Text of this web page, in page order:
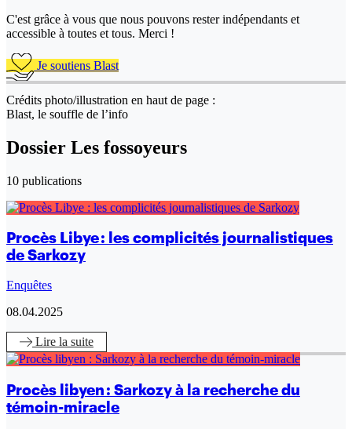
C'est grâce à vous que nous pouvons rester indépendants et
accessible à toutes et tous. Merci !
Je soutiens Blast
Crédits photo/illustration en haut de page :
Blast, le souffle de l’info
Dossier Les fossoyeurs
10 publications
Procès Libye : les complicités journalistiques
de Sarkozy
Enquêtes
08.04.2025
Lire la suite
Procès libyen : Sarkozy à la recherche du
témoin-miracle